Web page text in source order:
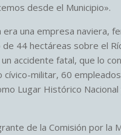
desde el Municipio».
era una empresa naviera,
44 hectáreas sobre el
accidente fatal, que lo
militar, 60
Lugar Histórico
de la Comisión por la